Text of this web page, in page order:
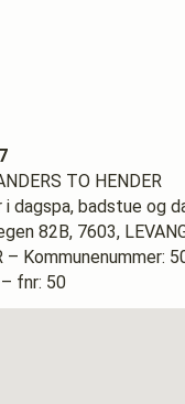
TO HENDER
dagspa, badstue og
82B, 7603,
– Kommunenummer:
fnr: 50